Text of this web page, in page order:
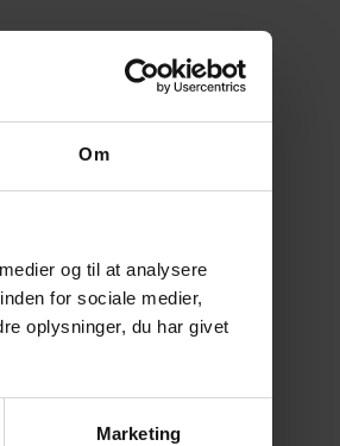
Om
og til at analysere
for sociale medier,
oplysninger, du har givet
Marketing